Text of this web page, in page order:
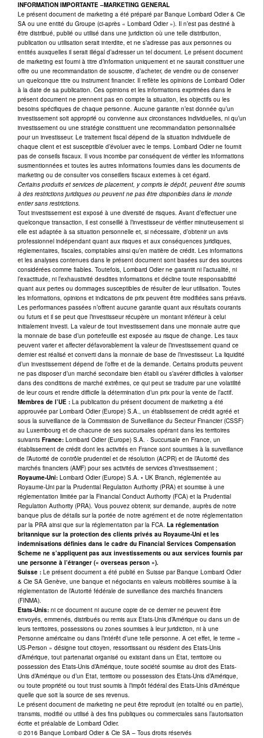
INFORMATION IMPORTANTE –MARKETING GENERAL
Le présent document de marketing a été préparé par Banque Lombard Odier & Cie
SA ou une entité du Groupe (ci-après « Lombard Odier »). Il n’est pas destiné à
être distribué, publié ou utilisé dans une juridiction où une telle distribution,
publication ou utilisation serait interdite, et ne s’adresse pas aux personnes ou
entités auxquelles il serait illégal d’adresser un tel document. Le présent document
de marketing est fourni à titre d’information uniquement et ne saurait constituer une
offre ou une recommandation de souscrire, d’acheter, de vendre ou de conserver
un quelconque titre ou instrument financier. Il reflète les opinions de Lombard Odier
à la date de sa publication. Ces opinions et les informations exprimées dans le
présent document ne prennent pas en compte la situation, les objectifs ou les
besoins spécifiques de chaque personne. Aucune garantie n’est donnée qu’un
investissement soit approprié ou convienne aux circonstances individuelles, ni qu’un
investissement ou une stratégie constituent une recommandation personnalisée
pour un investisseur. Le traitement fiscal dépend de la situation individuelle de
chaque client et est susceptible d’évoluer avec le temps. Lombard Odier ne fournit
pas de conseils fiscaux. Il vous incombe par conséquent de vérifier les informations
susmentionnées et toutes les autres informations fournies dans les documents de
marketing ou de consulter vos conseillers fiscaux externes à cet égard.
Certains produits et services de placement, y compris le dépôt, peuvent être soumis
à des restrictions juridiques ou peuvent ne pas être disponibles dans le monde
entier sans restrictions.
Tout investissement est exposé à une diversité de risques. Avant d’effectuer une
quelconque transaction, il est conseillé à l’investisseur de vérifier minutieusement si
elle est adaptée à sa situation personnelle et, si nécessaire, d’obtenir un avis
professionnel indépendant quant aux risques et aux conséquences juridiques,
réglementaires, fiscales, comptables ainsi qu’en matière de crédit. Les informations
et les analyses contenues dans le présent document sont basées sur des sources
considérées comme fiables. Toutefois, Lombard Odier ne garantit ni l’actualité, ni
l’exactitude, ni l’exhaustivité desdites informations et décline toute responsabilité
quant aux pertes ou dommages susceptibles de résulter de leur utilisation. Toutes
les informations, opinions et indications de prix peuvent être modifiées sans préavis.
Les performances passées n’offrent aucune garantie quant aux résultats courants
ou futurs et il se peut que l’investisseur récupère un montant inférieur à celui
initialement investi. La valeur de tout investissement dans une monnaie autre que
la monnaie de base d’un portefeuille est exposée au risque de change. Les taux
peuvent varier et affecter défavorablement la valeur de l’investissement quand ce
dernier est réalisé et converti dans la monnaie de base de l’investisseur. La liquidité
d’un investissement dépend de l’offre et de la demande. Certains produits peuvent
ne pas disposer d’un marché secondaire bien établi ou s’avérer difficiles à valoriser
dans des conditions de marché extrêmes, ce qui peut se traduire par une volatilité
de leur cours et rendre difficile la détermination d’un prix pour la vente de l’actif.
Membres de l’UE : La publication du présent document de marketing a été
approuvée par Lombard Odier (Europe) S.A., un établissement de crédit agréé et
sous la surveillance de la Commission de Surveillance du Secteur Financier (CSSF)
au Luxembourg et de chacune de ses succursales opérant dans les territoires
suivants France: Lombard Odier (Europe) S.A. · Succursale en France, un
établissement de crédit dont les activités en France sont soumises à la surveillance
de l’Autorité de contrôle prudentiel et de résolution (ACPR) et de l’Autorité des
marchés financiers (AMF) pour ses activités de services d’investissement ;
Royaume-Uni: Lombard Odier (Europe) S.A. • UK Branch, réglementée au
Royaume-Uni par la Prudential Regulation Authority (PRA) et soumise à une
réglementation limitée par la Financial Conduct Authority (FCA) et la Prudential
Regulation Authority (PRA). Vous pouvez obtenir, sur demande, auprès de notre
banque plus de détails sur la portée de notre agrément et de notre réglementation
par la PRA ainsi que sur la réglementation par la FCA. La réglementation
britannique sur la protection des clients privés au Royaume-Uni et les
indemnisations définies dans le cadre du Financial Services Compensation
Scheme ne s’appliquent pas aux investissements ou aux services fournis par
une personne à l’étranger (« overseas person »).
Suisse : Le présent document a été publié en Suisse par Banque Lombard Odier
& Cie SA Genève, une banque et négociants en valeurs mobilières soumise à la
réglementation de l’Autorité fédérale de surveillance des marchés financiers
(FINMA).
Etats-Unis: ni ce document ni aucune copie de ce dernier ne peuvent être
envoyés, emmenés, distribués ou remis aux Etats-Unis d’Amérique ou dans un de
leurs territoires, possessions ou zones soumises à leur juridiction, ni à une
Personne américaine ou dans l’intérêt d’une telle personne. A cet effet, le terme «
US-Person » désigne tout citoyen, ressortissant ou résident des Etats-Unis
d’Amérique, tout partenariat organisé ou existant dans un Etat, territoire ou
possession des Etats-Unis d’Amérique, toute société soumise au droit des Etats-
Unis d’Amérique ou d’un Etat, territoire ou possession des Etats-Unis d’Amérique,
ou toute propriété ou tout trust soumis à l’impôt fédéral des Etats-Unis d’Amérique
quelle que soit la source de ses revenus.
Le présent document de marketing ne peut être reproduit (en totalité ou en partie),
transmis, modifié ou utilisé à des fins publiques ou commerciales sans l’autorisation
écrite et préalable de Lombard Odier.
© 2016 Banque Lombard Odier & Cie SA – Tous droits réservés